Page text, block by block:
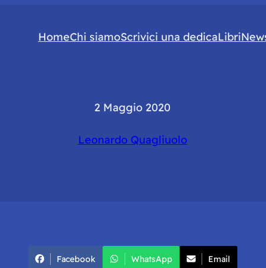
HomeChi siamoScrivici una dedicaLibri
2 Maggio 2020
Leonardo Quagliuolo
Facebook WhatsApp Email